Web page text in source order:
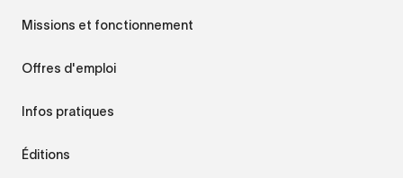
Missions et fonctionnement
Offres d'emploi
Infos pratiques
Éditions